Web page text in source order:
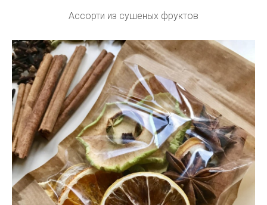
Ассорти из сушеных фруктов